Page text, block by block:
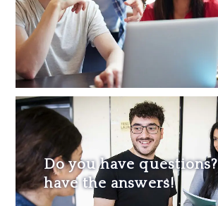
Do you have
have the answers!